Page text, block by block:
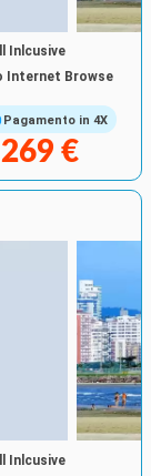
Pagamento in 4X
Inlcusive
Internet Browse
€
Inlcusive